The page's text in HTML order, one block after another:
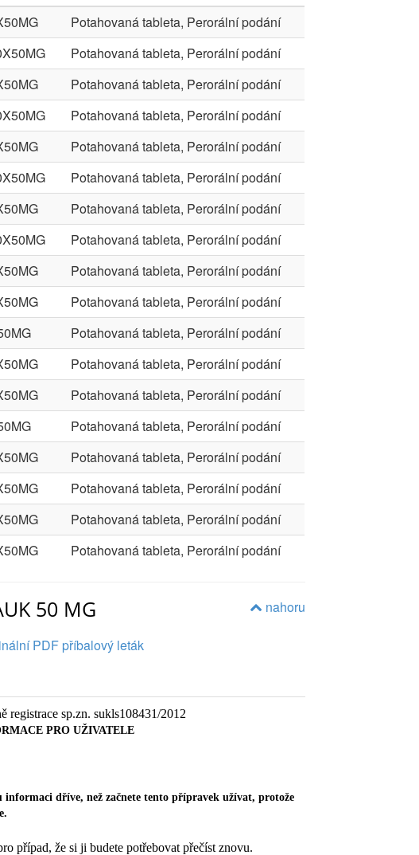
Potahovaná tableta, Perorální podání
Potahovaná tableta, Perorální podání
Potahovaná tableta, Perorální podání
Potahovaná tableta, Perorální podání
Potahovaná tableta, Perorální podání
Potahovaná tableta, Perorální podání
Potahovaná tableta, Perorální podání
Potahovaná tableta, Perorální podání
Potahovaná tableta, Perorální podání
Potahovaná tableta, Perorální podání
Potahovaná tableta, Perorální podání
Potahovaná tableta, Perorální podání
Potahovaná tableta, Perorální podání
Potahovaná tableta, Perorální podání
Potahovaná tableta, Perorální podání
Potahovaná tableta, Perorální podání
Potahovaná tableta, Perorální podání
Potahovaná tableta, Perorální podání
nahoru
50 MG
PDF příbalový leták
registrace sp.zn. sukls108431/2012
PRO UŽIVATELE
informaci dříve, než začnete tento přípravek užívat, protože
případ, že si ji budete potřebovat přečíst znovu.